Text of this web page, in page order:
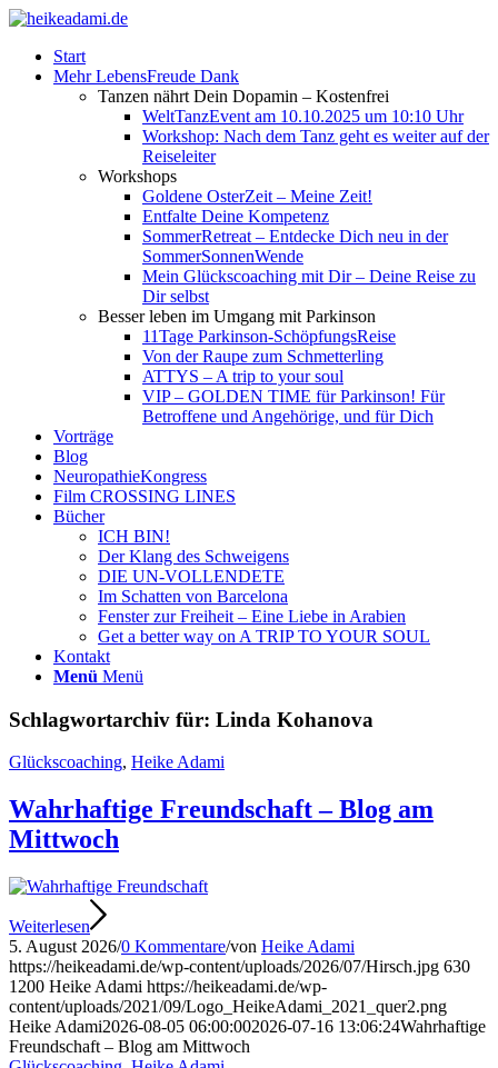
Start
Mehr LebensFreude Dank
Tanzen nährt Dein Dopamin – Kostenfrei
WeltTanzEvent am 10.10.2025 um 10:10 Uhr
Workshop: Nach dem Tanz geht es weiter auf der
Reiseleiter
Workshops
Goldene OsterZeit – Meine Zeit!
Entfalte Deine Kompetenz
SommerRetreat – Entdecke Dich neu in der
SommerSonnenWende
Mein Glückscoaching mit Dir – Deine Reise zu
Dir selbst
Besser leben im Umgang mit Parkinson
11Tage Parkinson-SchöpfungsReise
Von der Raupe zum Schmetterling
ATTYS – A trip to your soul
VIP – GOLDEN TIME für Parkinson! Für
Betroffene und Angehörige, und für Dich
Vorträge
Blog
NeuropathieKongress
Film CROSSING LINES
Bücher
ICH BIN!
Der Klang des Schweigens
DIE UN-VOLLENDETE
Im Schatten von Barcelona
Fenster zur Freiheit – Eine Liebe in Arabien
Get a better way on A TRIP TO YOUR SOUL
Kontakt
Menü Menü
Schlagwortarchiv für: Linda Kohanova
Glückscoaching, Heike Adami
Wahrhaftige Freundschaft – Blog am
Mittwoch
Weiterlesen
5. August 2026/0 Kommentare/von Heike Adami
https://heikeadami.de/wp-content/uploads/2026/07/Hirsch.jpg 630
1200 Heike Adami https://heikeadami.de/wp-
content/uploads/2021/09/Logo_HeikeAdami_2021_quer2.png
Heike Adami2026-08-05 06:00:002026-07-16 13:06:24Wahrhaftige
Freundschaft – Blog am Mittwoch